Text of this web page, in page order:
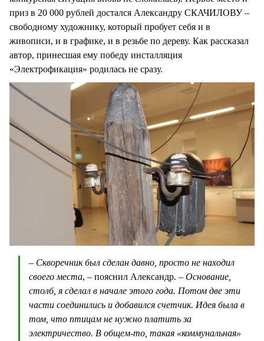
приз в 20 000 рублей достался Александру СКАЧИЛОВУ –
свободному художнику, который пробует себя и в
живописи, и в графике, и в резьбе по дереву. Как рассказал
автор, принесшая ему победу инсталляция
«Электрофикация» родилась не сразу.
– Скворечник был сделан давно, просто не находил
своего места, – пояснил Александр. – Основание,
столб, я сделал в начале этого года. Потом две эти
части соединились и добавился счетчик. Идея была в
том, что птицам не нужно платить за
электричество. В общем-то, такая «коммунальная»